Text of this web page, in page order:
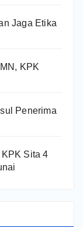
Jaga Etika
KPK
Penerima
Sita 4